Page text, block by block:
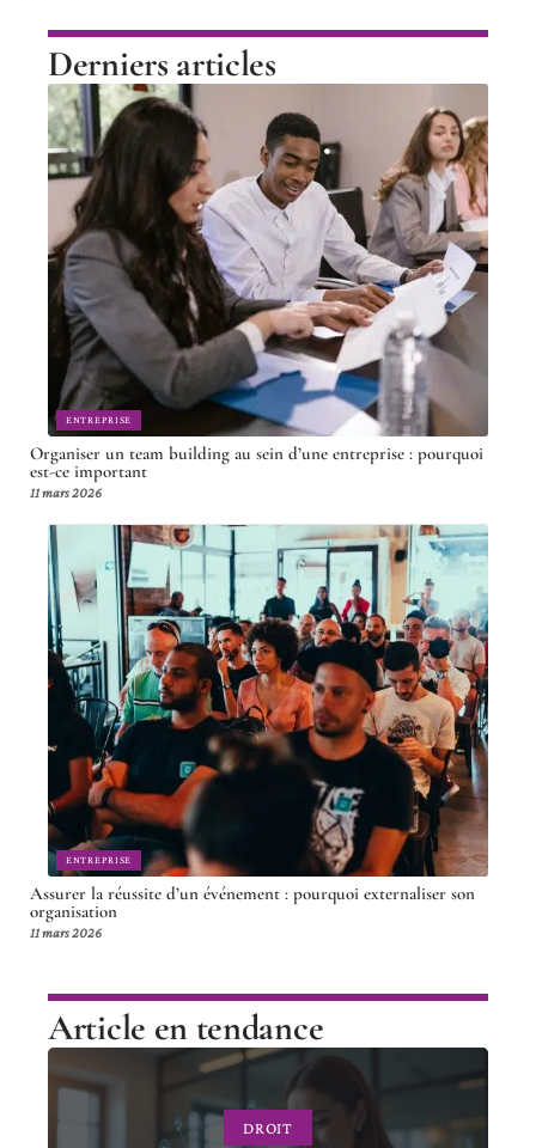
Derniers articles
ENTREPRISE
Organiser un team building au sein d’une entreprise : pourquoi
est-ce important
11 mars 2026
ENTREPRISE
Assurer la réussite d’un événement : pourquoi externaliser son
organisation
11 mars 2026
Article en tendance
DROIT